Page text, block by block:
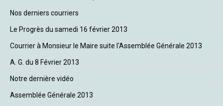
Nos derniers courriers
Le Progrès du samedi 16 février 2013
Courrier à Monsieur le Maire suite l'Assemblée Générale 2013
A. G. du 8 Février 2013
Notre dernière vidéo
Assemblée Générale 2013